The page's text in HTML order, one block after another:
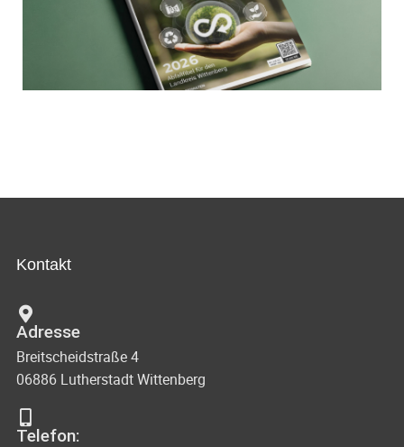
Kontakt
Adresse
Breitscheidstraße 4
06886 Lutherstadt Wittenberg
Telefon: